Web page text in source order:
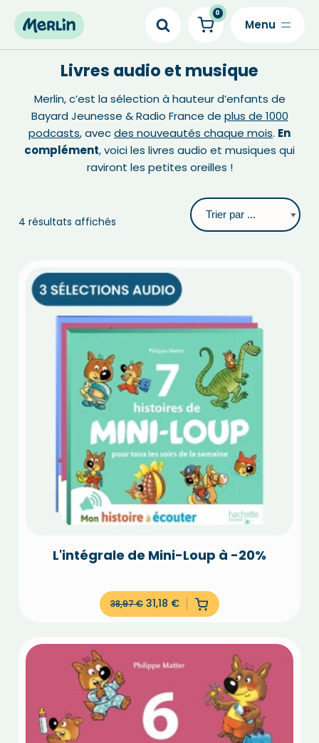
Skip
0
Livres audio et musique
Merlin, c’est la sélection à hauteur d’enfants de
Bayard Jeunesse & Radio France de plus de 1000
podcasts, avecdes nouveautés chaque mois. En
complément, voici les livres audio et musiques qui
raviront les petites oreilles !
4 résultats affichés
L'intégrale de Mini-Loup à -20%
38,97€ 31,18 €